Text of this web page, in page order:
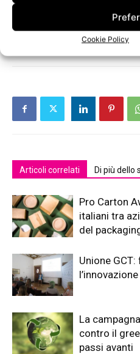
Cookie Policy
filiale
Articoli correlati Di più dello
Pro Carton
italiani tra
del
Unione
l’innovazione
La
contro il
passi avanti